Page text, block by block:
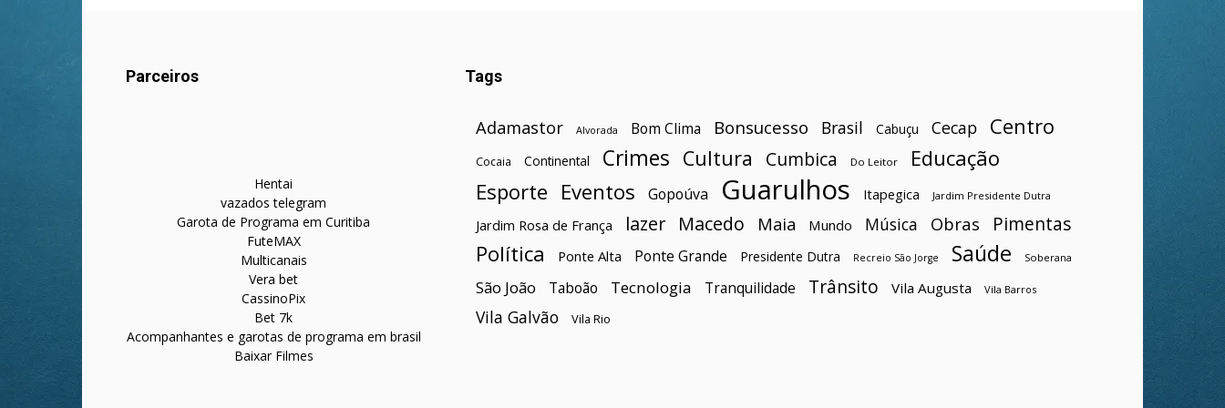
Parceiros
Hentai
vazados telegram
Garota de Programa em Curitiba
FuteMAX
Multicanais
Vera bet
CassinoPix
Bet 7k
Acompanhantes e garotas de programa em brasil
Baixar Filmes
Tags
Adamastor Alvorada Bom Clima Bonsucesso Brasil Cabuçu Cecap Centro
Cocaia Continental Crimes Cultura Cumbica Do Leitor Educação
Esporte Eventos Gopoúva Guarulhos Itapegica Jardim Presidente Dutra
Jardim Rosa de França lazer Macedo Maia Mundo Música Obras Pimentas
Política Ponte Alta Ponte Grande Presidente Dutra Recreio São Jorge Saúde Soberana
São João Taboão Tecnologia Tranquilidade Trânsito Vila Augusta Vila Barros
Vila Galvão Vila Rio